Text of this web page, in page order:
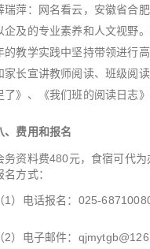
瑞萍：网名看云，安徽省合
企及的专业素养和人文视野
的教学实践中坚持带领进行
家长宣讲教师阅读、班级阅
了》、《我们班的阅读日志
、费用和报名
务资料费480元，食宿可代为
名方式：
（1）电话报名：025-
（2）电子邮件：